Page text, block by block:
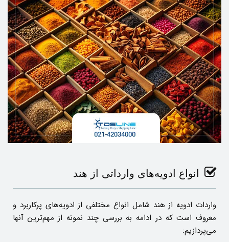
انواع ادویه‌های وارداتی از هند
واردات ادویه از هند شامل انواع مختلفی از ادویه‌های پرکاربرد و
معروف است که در ادامه به بررسی چند نمونه از مهم‌ترین آنها
می‌پردازیم: